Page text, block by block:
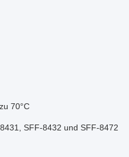
70°C
SFF-8432 und SFF-8472